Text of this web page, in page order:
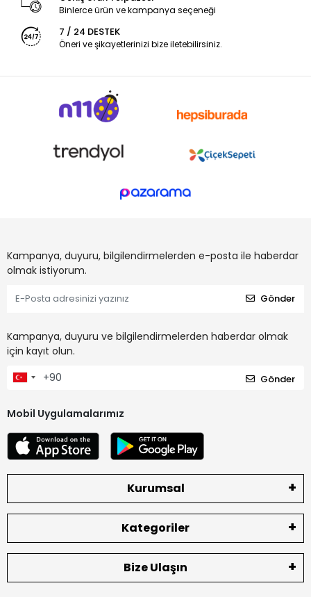
Binlerce ürün ve kampanya seçeneği
7 / 24 DESTEK
Öneri ve şikayetlerinizi bize iletebilirsiniz.
Kampanya, duyuru, bilgilendirmelerden e-posta ile haberdar
olmak istiyorum.
Gönder
Kampanya, duyuru ve bilgilendirmelerden haberdar olmak
için kayıt olun.
Gönder
Mobil Uygulamalarımız
Kurumsal
Kategoriler
Bize Ulaşın